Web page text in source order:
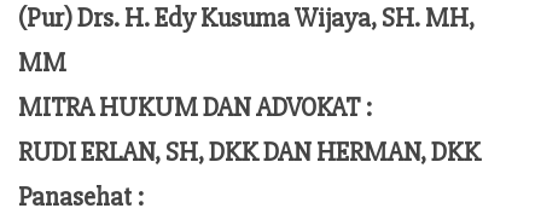
(Pur) Drs. H. Edy Kusuma Wijaya, SH. MH,
MM
MITRA HUKUM DAN ADVOKAT :
RUDI ERLAN, SH, DKK DAN HERMAN, DKK
Panasehat :